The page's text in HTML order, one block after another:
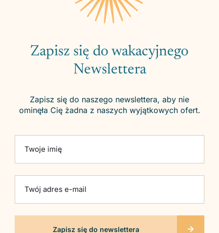
Zapisz się do wakacyjnego
Newslettera
Zapisz się do naszego newslettera, aby nie
ominęła Cię żadna z naszych wyjątkowych ofert.
Twoje imię
Twój adres e-mail